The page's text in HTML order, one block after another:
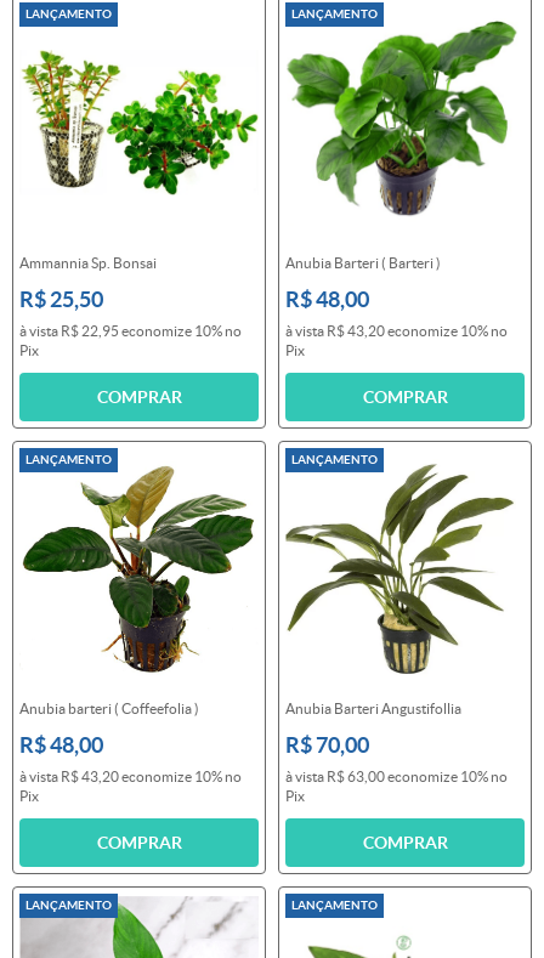
LANÇAMENTO
Ammannia Sp. Bonsai
R$ 25,50
à vista R$ 22,95 economize 10% no
Pix
COMPRAR
LANÇAMENTO
Anubia Barteri ( Barteri )
R$ 48,00
à vista R$ 43,20economize 10% no
Pix
COMPRAR
LANÇAMENTO
Anubia barteri ( Coffeefolia )
R$ 48,00
à vista R$ 43,20economize 10% no
Pix
COMPRAR
LANÇAMENTO
Anubia Barteri Angustifollia
R$ 70,00
à vista R$ 63,00economize 10% no
Pix
COMPRAR
LANÇAMENTO LANÇAMENTO